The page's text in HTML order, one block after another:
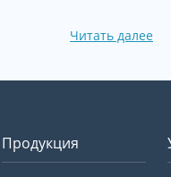
Читать далее
Продукция